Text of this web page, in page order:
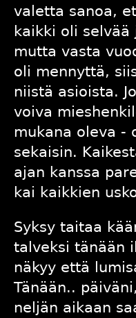
valetta sanoa,
kaikki oli
mutta vasta
oli mennyttä,
niistä asioista.
voiva
mukana oleva -
sekaisin.
ajan kanssa
kai kaikkien
Syksy taitaa
talveksi tänään
näkyy että
Tänään..
neljän aikaan